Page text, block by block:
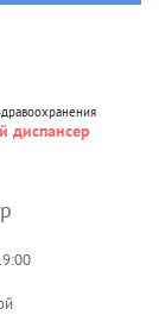
диспансер